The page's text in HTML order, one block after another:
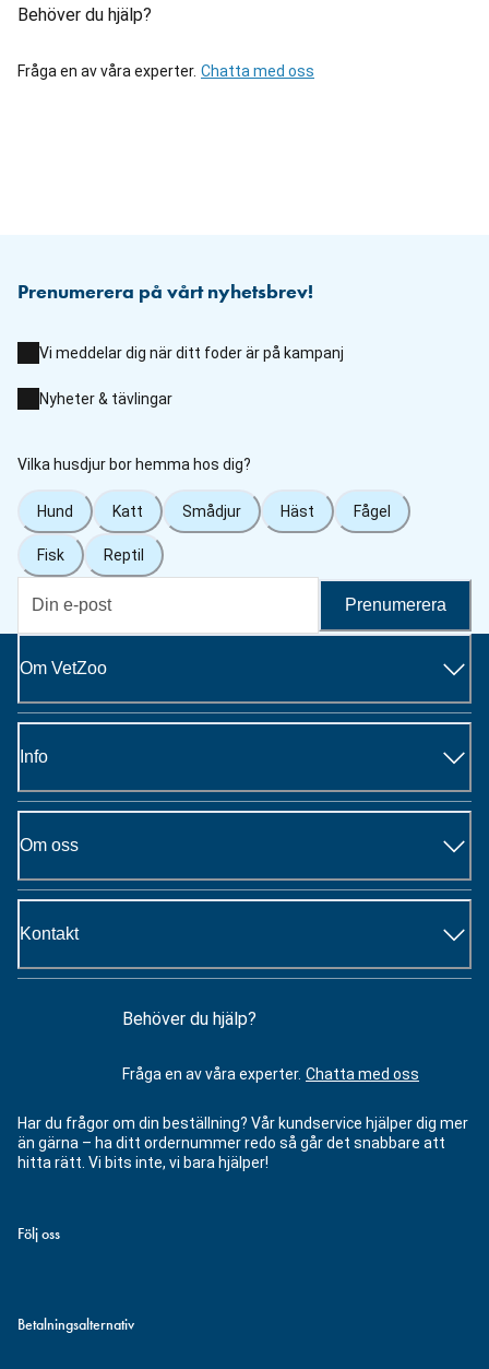
Behöver du hjälp?
Fråga en av våra experter. Chatta med oss
Prenumerera på vårt nyhetsbrev!
Vi meddelar dig när ditt foder är på kampanj
Nyheter & tävlingar
Vilka husdjur bor hemma hos dig?
Hund Katt Smådjur Häst Fågel
Fisk Reptil
Prenumerera
Om VetZoo
Info
Om oss
Kontakt
Behöver du hjälp?
Fråga en av våra experter. Chatta med oss
Har du frågor om din beställning? Vår kundservice hjälper dig mer
än gärna – ha ditt ordernummer redo så går det snabbare att
hitta rätt. Vi bits inte, vi bara hjälper!
Följ oss
Betalningsalternativ